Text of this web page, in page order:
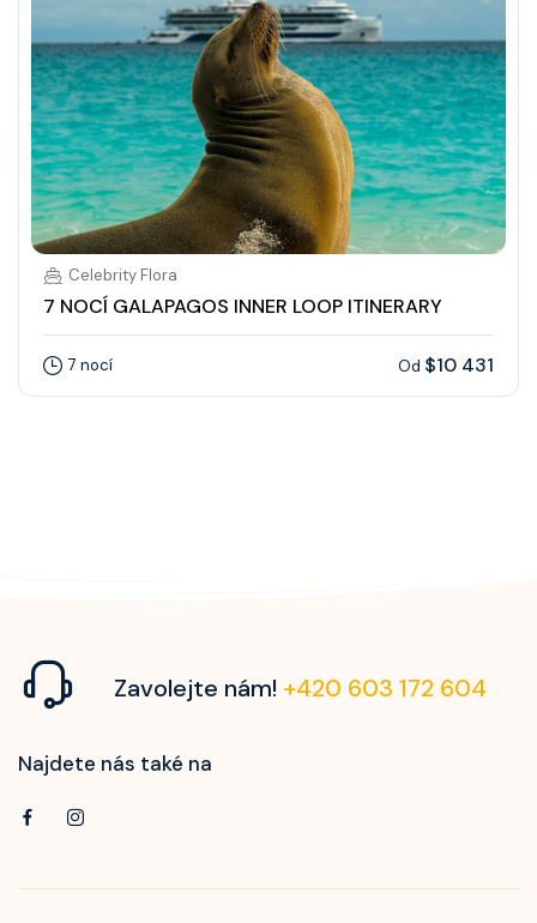
Celebrity Flora
7 NOCÍ GALAPAGOS INNER LOOP ITINERARY
7 nocí Od $10 431
Zavolejte nám! +420 603 172 604
Najdete nás také na